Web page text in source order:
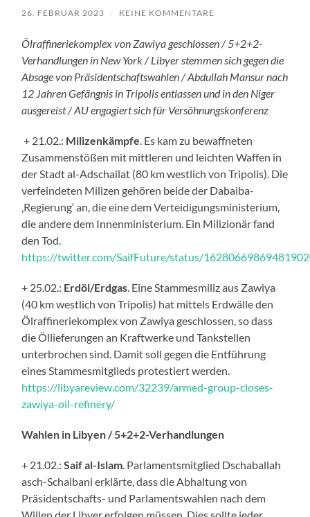
26. FEBRUAR 2023 / KEINE KOMMENTARE
Ölraffineriekomplex von Zawiya geschlossen / 5+2+2-
Verhandlungen in New York / Libyer stemmen sich gegen die
Absage von Präsidentschaftswahlen / Abdullah Mansur nach
12 Jahren Gefängnis in Tripolis entlassen und in den Niger
ausgereist / AU engagiert sich für Versöhnungskonferenz
+ 21.02.: Milizenkämpfe . Es kam zu bewaffneten
Zusammenstößen mit mittleren und leichten Waffen in
der Stadt al-Adschailat (80 km westlich von Tripolis). Die
verfeindeten Milizen gehören beide der Dabaiba-
‚Regierung‘ an, die eine dem Verteidigungsministerium,
die andere dem Innenministerium. Ein Milizionär fand
den Tod.
https://twitter.com/SaifFuture/status/
+ 25.02.: Erdöl/Erdgas . Eine Stammesmiliz aus Zawiya
(40 km westlich von Tripolis) hat mittels Erdwälle den
Ölraffineriekomplex von Zawiya geschlossen, so dass
die Öllieferungen an Kraftwerke und Tankstellen
unterbrochen sind. Damit soll gegen die Entführung
eines Stammesmitglieds protestiert werden.
https://libyareview.com/32239/armed-group-closes-
zawiya-oil-refinery/
Wahlen in Libyen / 5+2+2-Verhandlungen
+ 21.02.:Saif al-Islam . Parlamentsmitglied Dschaballah
asch-Schaibani erklärte, dass die Abhaltung von
Präsidentschafts- und Parlamentswahlen nach dem
Willen der Libyer erfolgen müssen. Dies sollte jeder